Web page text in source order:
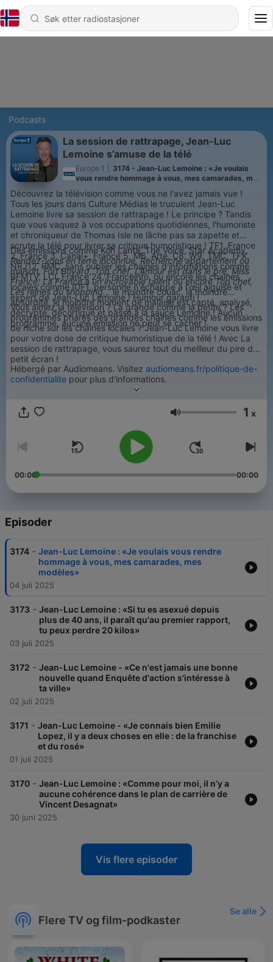
Podcasts
La session de rattrapage, Jean-Luc
Lemoine s’amuse de la télé
Europe 1
3174 - Jean-Luc Lemoine : «Je voulais
vous rendre hommage à vous, mes camarades, mes
modèles»
Découvrez la télévision comme vous ne l'avez jamais vue !
Tous les jours dans Culture Médias le truculent Jean-Luc
Lemoine livre sa session de rattrapage ! Le principe ? Tandis
que vous vaquez à vos occupations quotidiennes, l'humoriste
et chroniqueur de Thomas Isle ne lâche pas sa zapette et
scrute la télé pour livrer sa critique humoristique ! TF1, France
2, France 3, Canal+, France 5, M6, Arte, C8, W9, TMC, TFX,
NRJ12, RMC, sans oublier les chaînes d'informations comme
BFMTV, LCI, France 24, Franceinfo, ou encore les chaînes
locales comme IDF1, personne n'échappe à l'œil aiguisé et
expert de Jean-Luc Lemoine ! Humour garanti !
Des émissions comme Koh Lanta, The Voice, Star Academy,
Rendez-vous en terre inconnue, Recherche appartement ou
maison, Fort Boyard, Top chef,L’Amour est dans le pré, Miss
France, La France a un incroyable talentou encoreTop chef,
Les reines du shopping…le moindre couac, la moindre
absurdité, le moindre moment de malaise est capté, analysé,
décrypté, décortiqué et passé à la sauce Lemoine ! Aucun
programme, aucune émission ne peut se cacher !
Vous aimez la télévision ? La grande comme la petite ? Les
programmes phares des grandes chaînes comme les émissions
de niche sur les chaînes locales ? Jean-Luc Lemoine vous livre
pour votre dose de critique humoristique de la télé ! Avec La
session de rattrapage, vous saurez tout du meilleur du pire du
petit écran !
Hébergé par Audiomeans. Visitez audiomeans.fr/politique-de-
confidentialite pour plus d'informations.
Volum 1 x
00:00 00:00
Episoder
3174 - Jean-Luc Lemoine : «Je voulais vous rendre
hommage à vous, mes camarades, mes
modèles»
04 juli 2025
3173 - Jean-Luc Lemoine : «Si tu es asexué depuis
plus de 40 ans, il paraît qu'au premier rapport,
tu peux perdre 20 kilos»
03 juli 2025
3172 - Jean-Luc Lemoine - «Ce n'est jamais une bonne
nouvelle quand Enquête d'action s'intéresse à
ta ville»
02 juli 2025
3171 - Jean-Luc Lemoine - «Je connais bien Emilie
Lopez, il y a deux choses en elle : de la franchise
et du rosé»
01 juli 2025
3170 - Jean-Luc Lemoine : «Comme pour moi, il n’y a
aucune cohérence dans le plan de carrière de
Vincent Desagnat»
30 juni 2025
Vis flere episoder
Flere TV og film-podkaster
Se alle